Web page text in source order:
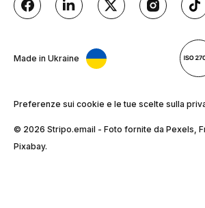
Made in Ukraine
Preferenze sui cookie e le tue scelte sulla
© 2026 Stripо.email - Foto fornite da Pexels,
Pixabay.